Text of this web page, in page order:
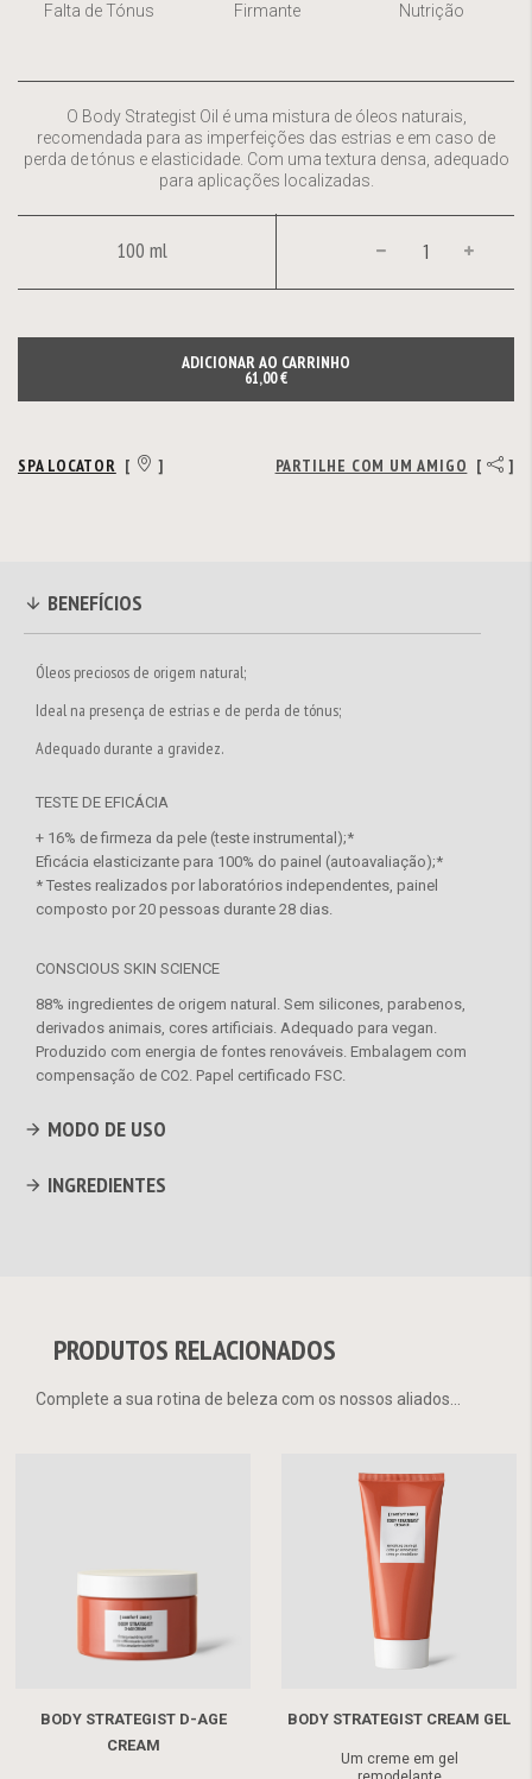
GaleriaFalta de Tónus Firmante Nutrição
O Body Strategist Oil é uma mistura de óleos naturais,
recomendada para as imperfeições das estrias e em caso de
perda de tónus e elasticidade. Com uma textura densa, adequado
para aplicações localizadas.
ADICIONAR AO CARRINHO
61,00 €
100 ml
SPA LOCATOR [ ] PARTILHE COM UM AMIGO [ ]
BENEFÍCIOS
Óleos preciosos de origem natural;
Ideal na presença de estrias e de perda de tónus;
Adequado durante a gravidez.
TESTE DE EFICÁCIA
+ 16% de firmeza da pele (teste instrumental);*
Eficácia elasticizante para 100% do painel (autoavaliação);*
* Testes realizados por laboratórios independentes, painel
composto por 20 pessoas durante 28 dias.
CONSCIOUS SKIN SCIENCE
88% ingredientes de origem natural. Sem silicones, parabenos,
derivados animais, cores artificiais. Adequado para vegan.
Produzido com energia de fontes renováveis. Embalagem com
compensação de CO2. Papel certificado FSC.
MODO DE USO
INGREDIENTES
PRODUTOS RELACIONADOS
Complete a sua rotina de beleza com os nossos aliados...
BODY STRATEGIST D-AGE
CREAM
BODY STRATEGIST CREAM GEL
Um creme em gel